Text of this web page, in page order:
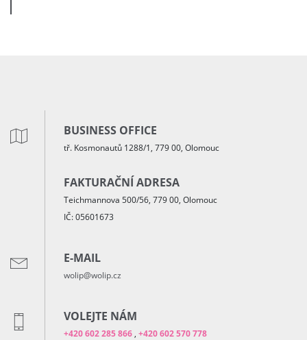
BUSINESS OFFICE
tř. Kosmonautů 1288/1, 779 00, Olomouc
FAKTURAČNÍ ADRESA
Teichmannova 500/56, 779 00, Olomouc
IČ: 05601673
E-MAIL
wolip@wolip.cz
VOLEJTE NÁM
+420 602 285 866 +420 602 570 778